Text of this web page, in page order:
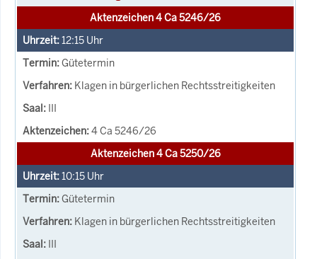
Aktenzeichen 4 Ca 5246/26
12:15 Uhr
Gütetermin
Klagen in bürgerlichen Rechtsstreitigkeiten
III
4 Ca 5246/26
Aktenzeichen 4 Ca 5250/26
10:15 Uhr
Gütetermin
Klagen in bürgerlichen Rechtsstreitigkeiten
III